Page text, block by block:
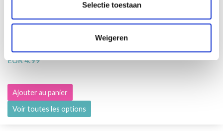
Selectie toestaan
Weigeren
DROPS AIR
68% Coton / 32% Jute
EUR 4.99
Ajouter au panier
Voir toutes les options